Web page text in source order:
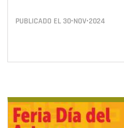
PUBLICADO EL 30•NOV•2024